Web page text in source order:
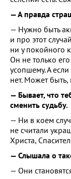
— А правда
— Нужно быть
и про этот
ни у покойного
Он не только
усопшему. А
нет. Может быть,
— Бывает, что
сменить судьбу.
— Ни в коем
не считали
Христа,
— Слышала о
— Они